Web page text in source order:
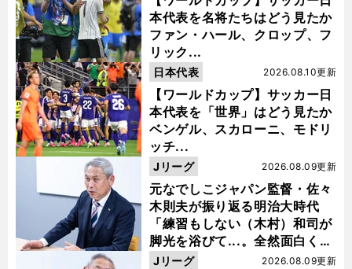
本代表を名将たちはどう見たか
ファン・ハール、クロップ、フ
リック...
【ワールドカップ】サッカー日
本代表を「世界」はどう見たか
ベンゲル、スカローニ、モドリ
ッチ...
2026.08.10更新
日本代表
元なでしこジャパン監督・佐々
木則夫が振り返る明治大時代
「練習もしない（木村）和司が
脚光を浴びて...。全然面白くな
い４年間でした」
2026.08.09更新
Jリーグ
2026.08.09更新
Jリーグ